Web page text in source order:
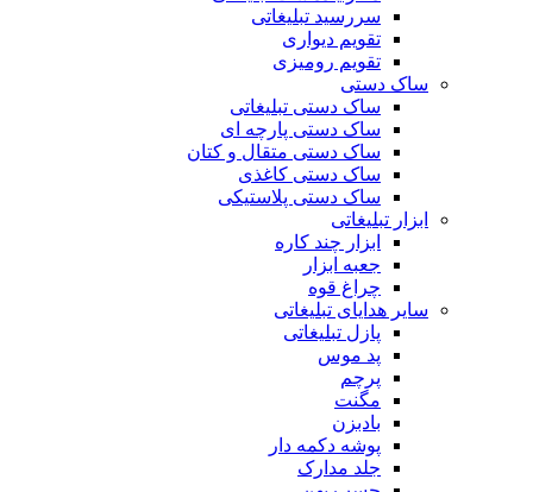
سررسید تبلیغاتی
تقویم دیواری
تقویم رومیزی
ساک دستی
ساک دستی تبلیغاتی
ساک دستی پارچه ای
ساک دستی متقال و کتان
ساک دستی کاغذی
ساک دستی پلاستیکی
ابزار تبلیغاتی
ابزار چند کاره
جعبه ابزار
چراغ قوه
سایر هدایای تبلیغاتی
پازل تبلیغاتی
پد موس
پرچم
مگنت
بادبزن
پوشه دکمه دار
جلد مدارک